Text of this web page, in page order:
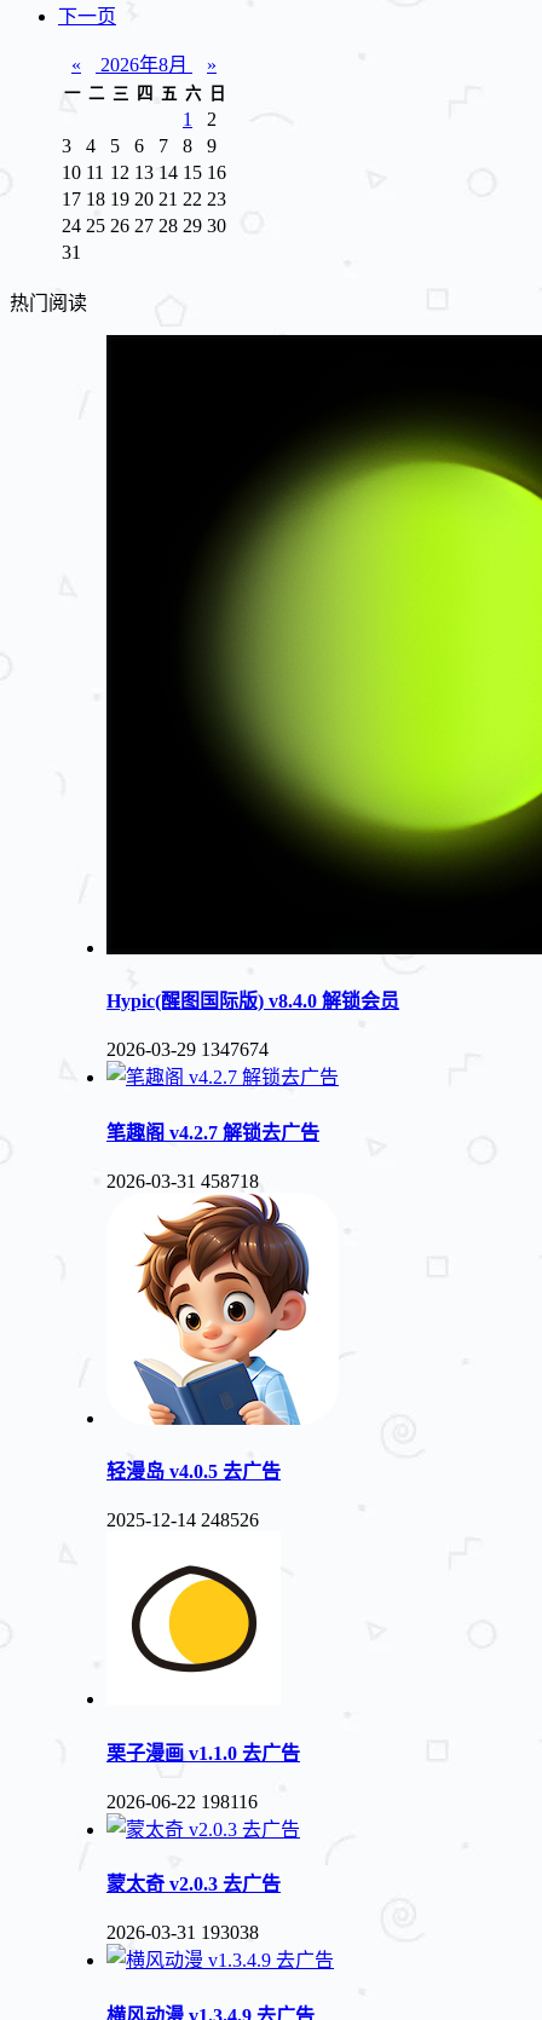
下一页
« 2026年8月 »
一 二 三 四 五 六 日
1
2
3
4 5 6 7 8
9
10 11 12 13 14 15 16
17 18 19 20 21 22 23
24 25 26 27 28 29 30
31
热门阅读
Hypic(醒图国际版) v8.4.0 解锁会员
2026-03-29 1347674
笔趣阁 v4.2.7 解锁去广告
2026-03-31 458718
轻漫岛 v4.0.5 去广告
2025-12-14 248526
栗子漫画 v1.1.0 去广告
2026-06-22 198116
蒙太奇 v2.0.3 去广告
2026-03-31 193038
横风动漫 v1.3.4.9 去广告